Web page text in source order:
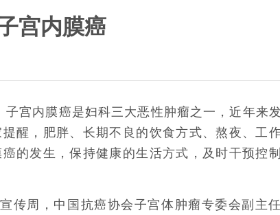
宫内膜癌
宫内膜癌是妇科三大恶性肿瘤之一，近年来
醒，肥胖、长期不良的饮食方式、熬夜、工
的发生，保持健康的生活方式，及时干预控
传周，中国抗癌协会子宫体肿瘤专委会副主